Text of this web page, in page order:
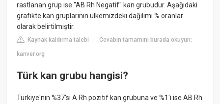
rastlanan grup ise "AB Rh Negatif" kan grubudur. Aşağıdaki
grafikte kan gruplarının ülkemizdeki dağılımı % oranlar
olarak belirtilmiştir.
Kaynak kaldırma talebi |Cevabın tamamını burada okuyun:
kanver.org
Türk kan grubu hangisi?
Türkiye'nin %37'si A Rh pozitif kan grubuna ve %1'i ise AB Rh